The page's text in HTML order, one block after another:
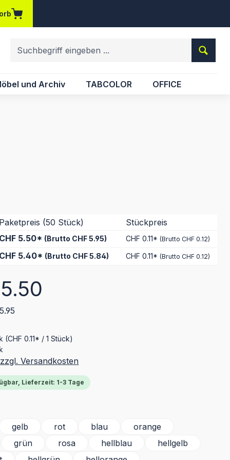
Merkzettel
und Archiv TABCOLOR OFFICE
Paketpreis (50 Stück) Stückpreis
CHF 5.50* (Brutto CHF 5.95) CHF 0.11*(Brutto CHF 0.12)
CHF 5.40* (Brutto CHF 5.84) CHF 0.11*(Brutto CHF 0.12)
(CHF 0.11* / 1 Stück)
Versandkosten
Lieferzeit: 1-3 Tage
gelb rot blau
orange
grün rosa hellblau
hellgelb